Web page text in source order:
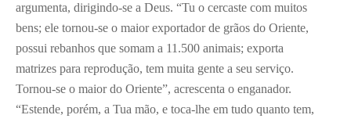
argumenta, dirigindo-se a Deus. “Tu o cercaste com muitos
bens; ele tornou-se o maior exportador de grãos do Oriente,
possui rebanhos que somam a 11.500 animais; exporta
matrizes para reprodução, tem muita gente a seu serviço.
Tornou-se o maior do Oriente”, acrescenta o enganador.
“Estende, porém, a Tua mão, e toca-lhe em tudo quanto tem,